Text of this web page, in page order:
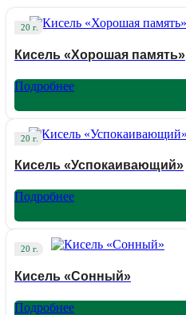
20 г.
Кисель «Хорошая память»
Подробнее
20 г.
Кисель «Успокаивающий»
Подробнее
20 г.
Кисель «Сонный»
Подробнее